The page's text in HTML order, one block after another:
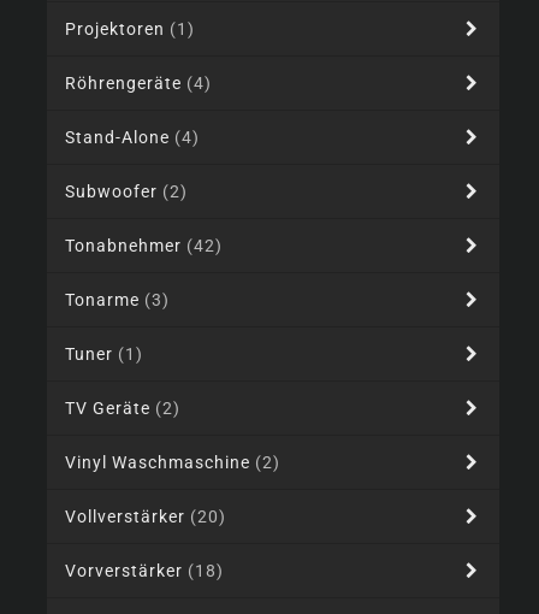
Projektoren (1)
Röhrengeräte (4)
Stand-Alone (4)
Subwoofer (2)
Tonabnehmer (42)
Tonarme (3)
Tuner (1)
TV Geräte (2)
Vinyl Waschmaschine (2)
Vollverstärker (20)
Vorverstärker (18)